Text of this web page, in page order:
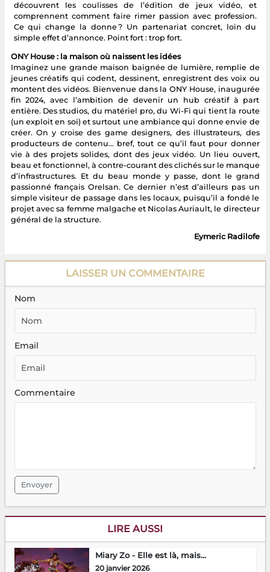
découvrent les coulisses de l’édition de jeux vidéo, et
comprennent comment faire rimer passion avec profession.
Ce qui change la donne ? Un partenariat concret, loin du
simple effet d’annonce. Point fort : trop fort.
ONY House : la maison où naissent les idées
Imaginez une grande maison baignée de lumière, remplie de
jeunes créatifs qui codent, dessinent, enregistrent des voix ou
montent des vidéos. Bienvenue dans la ONY House, inaugurée
fin 2024, avec l’ambition de devenir un hub créatif à part
entière. Des studios, du matériel pro, du Wi-Fi qui tient la route
(un exploit en soi) et surtout une ambiance qui donne envie de
créer. On y croise des game designers, des illustrateurs, des
producteurs de contenu… bref, tout ce qu’il faut pour donner
vie à des projets solides, dont des jeux vidéo. Un lieu ouvert,
beau et fonctionnel, à contre-courant des clichés sur le manque
d’infrastructures. Et du beau monde y passe, dont le grand
passionné français Orelsan. Ce dernier n’est d’ailleurs pas un
simple visiteur de passage dans les locaux, puisqu’il a fondé le
projet avec sa femme malgache et Nicolas Auriault, le directeur
général de la structure.
Eymeric Radilofe
LAISSER UN COMMENTAIRE
Nom
Email
Commentaire
Envoyer
LIRE AUSSI
Miary Zo - Elle est là, mais…
20 janvier 2026